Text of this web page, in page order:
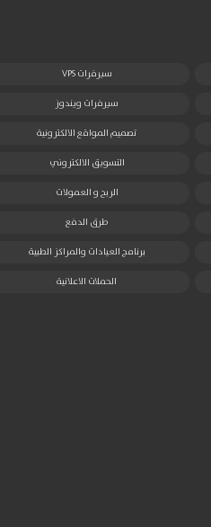
سيرفرات VPS
سيرفرات ويندوز
تصميم المواقع الالكترونية
التسويق الالكتروني
الربح و العمولات
طرق الدفع
برنامج العيادات والمراكز الطبية
الحملات الاعلانية